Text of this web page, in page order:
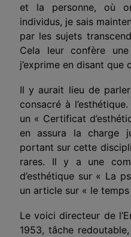
et la personne, où
individus, je sais
par les sujets
Cela leur confère
j’exprime en disant que
Il y aurait lieu de
consacré à
un « Certificat
en assura la charge
portant sur cette
rares. Il y a une
d’esthétique sur « La
un article sur « le
Le voici directeur de
1953, tâche